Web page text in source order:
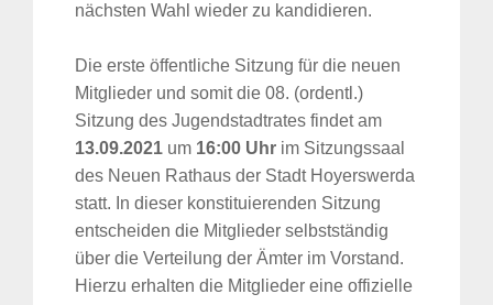
nächsten Wahl wieder zu kandidieren.
Die erste öffentliche Sitzung für die neuen
Mitglieder und somit die 08. (ordentl.)
Sitzung des Jugendstadtrates findet am
13.09.2021 um 16:00 Uhr im Sitzungssaal
des Neuen Rathaus der Stadt Hoyerswerda
statt. In dieser konstituierenden Sitzung
entscheiden die Mitglieder selbstständig
über die Verteilung der Ämter im Vorstand.
Hierzu erhalten die Mitglieder eine offizielle